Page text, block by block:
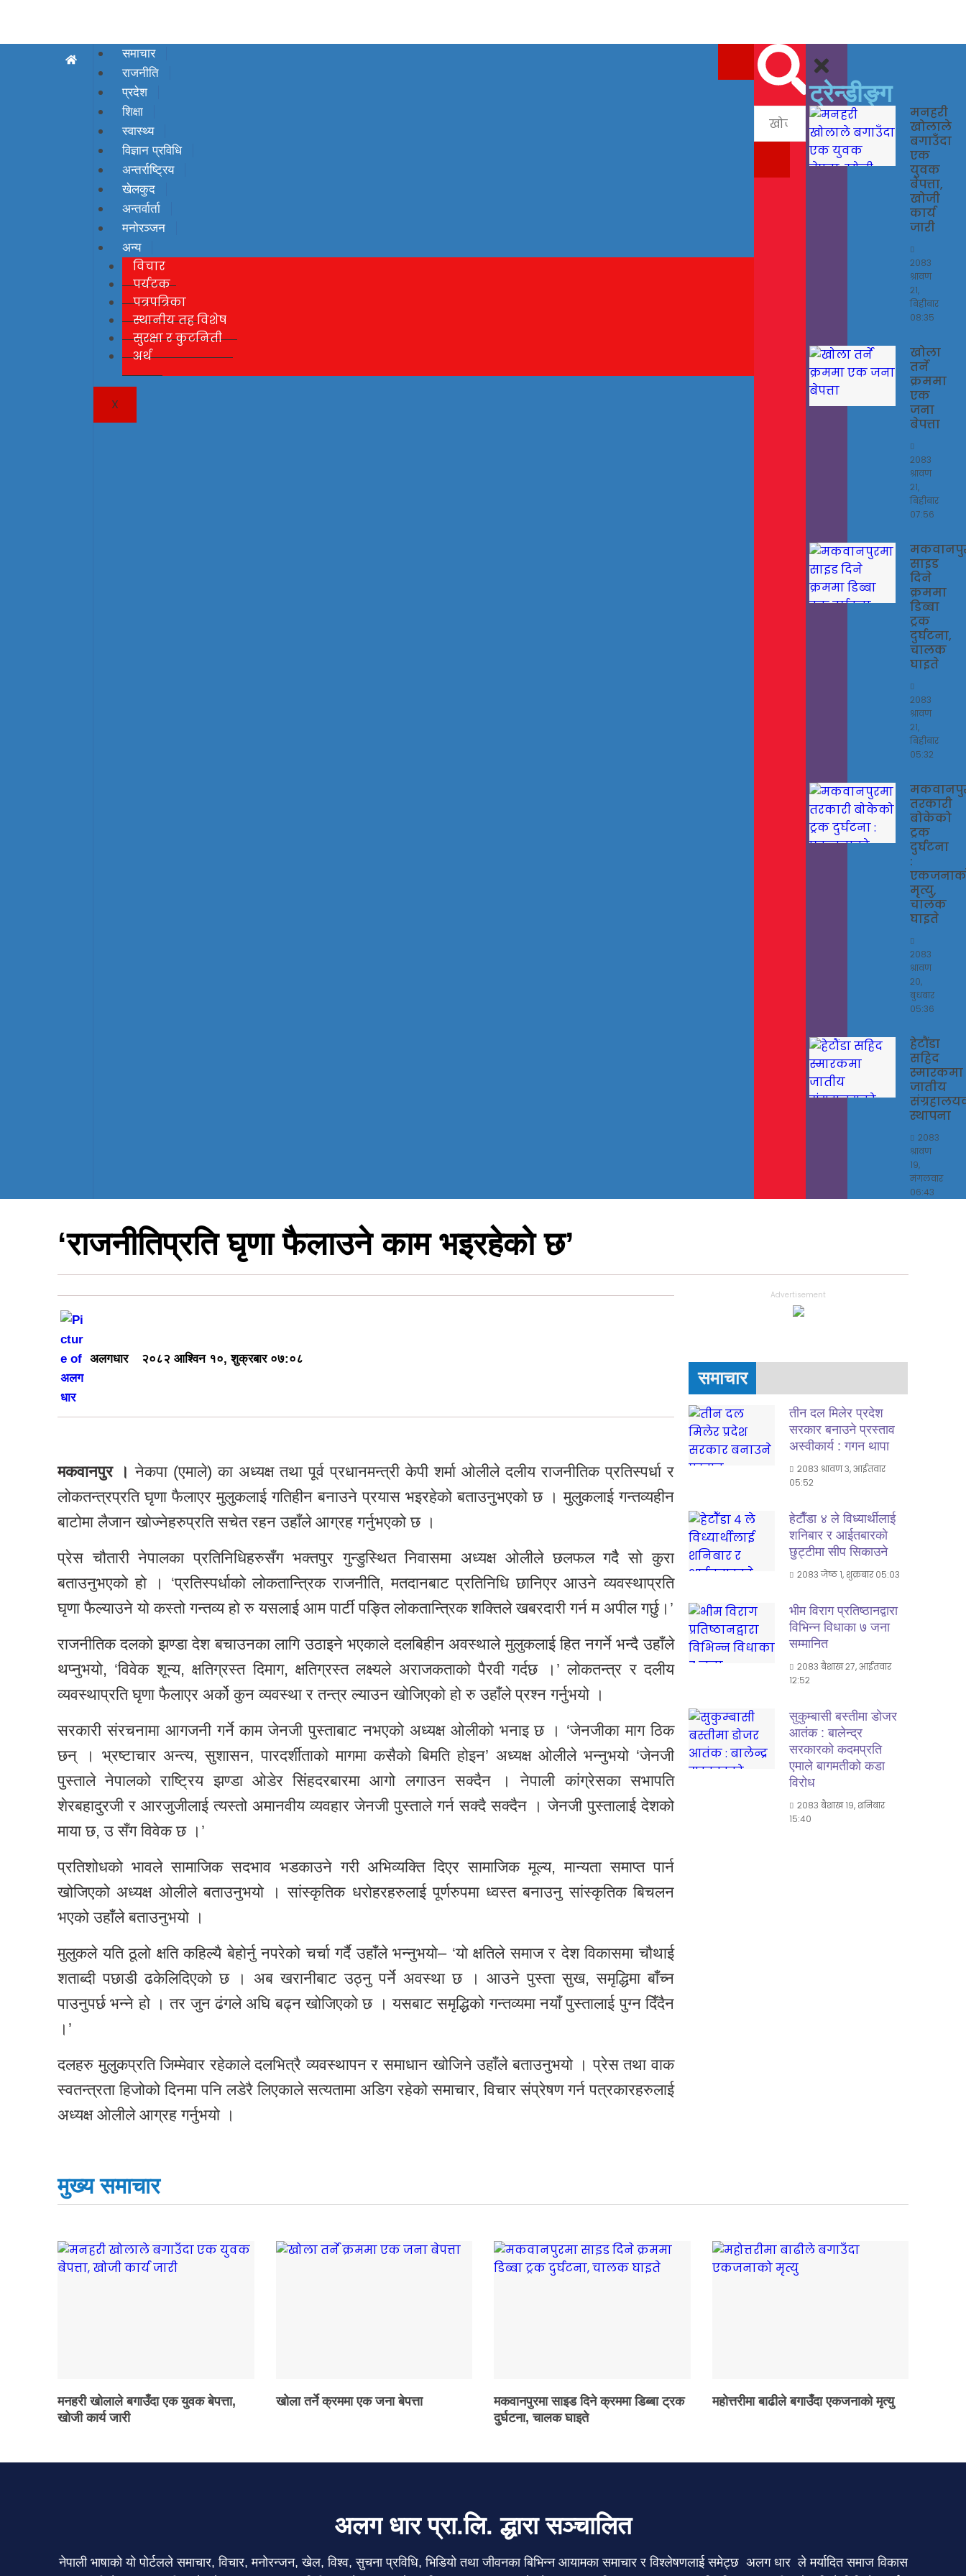
समाचार
राजनीति
प्रदेश
शिक्षा
स्वास्थ्य
विज्ञान प्रविधि
अन्तर्राष्ट्रिय
खेलकुद
अन्तर्वार्ता
मनोरञ्जन
अन्य
विचार
पर्यटक
पत्रपत्रिका
स्थानीय तह विशेष
सुरक्षा र कुटनिती
अर्थ
X
ट्रेन्डीङ्ग
मनहरी
खोलाले
बगाउँदा
एक
युवक
बेपत्ता,
खोजी
कार्य
जारी
२०८३
श्रावण
२१,
बिहीबार
०८:३५
खोला
तर्ने
क्रममा
एक
जना
बेपत्ता
२०८३
श्रावण
२१,
बिहीबार
०७:५६
साइड
दिने
क्रममा
डिब्बा
ट्रक
दुर्घटना,
चालक
घाइते
२०८३
श्रावण
२१,
बिहीबार
०५:३२
तरकारी
बोकेको
ट्रक
दुर्घटना
:
मृत्यु,
चालक
घाइते
२०८३
श्रावण
२०,
बुधबार
०५:३६
हेटौंडा
सहिद
स्मारकमा
जातीय
स्थापना
२०८३
श्रावण
१९,
मंगलवार
०६:४३
‘राजनीतिप्रति घृणा फैलाउने काम भइरहेको छ’
अलगधार २०८२ आश्विन १०, शुक्रबार ०७:०८
मकवानपुर । नेकपा (एमाले) का अध्यक्ष तथा पूर्व प्रधानमन्त्री केपी शर्मा ओलीले दलीय राजनीतिक प्रतिस्पर्धा र
लोकतन्त्रप्रति घृणा फैलाएर मुलुकलाई गतिहीन बनाउने प्रयास भइरहेको बताउनुभएको छ । मुलुकलाई गन्तव्यहीन
बाटोमा लैजान खोज्नेहरुप्रति सचेत रहन उहाँले आग्रह गर्नुभएको छ ।
प्रेस चौतारी नेपालका प्रतिनिधिहरुसँग भक्तपुर गुन्डुस्थित निवासमा अध्यक्ष ओलीले छलफल गदैै सो कुरा
बताउनुभएको हो । ‘प्रतिस्पर्धाको लोकतान्त्रिक राजनीति, मतदानबाट प्रतिनिधि छानिएर आउने व्यवस्थाप्रति
घृणा फैल्याउने यो कस्तो गन्तव्य हो रु यसलाई आम पार्टी पङ्ति लोकतान्त्रिक शक्तिले खबरदारी गर्न म अपील गर्छु।’
राजनीतिक दलको झण्डा देश बचाउनका लागि उठाइने भएकाले दलबिहीन अवस्थाले मुलुकलाई हित नगर्ने भन्दै उहाँले
थप्नुभयो, ‘विवेक शून्य, क्षतिग्रस्त दिमाग, क्षतिग्रस्त लक्ष्यले अराजकताको पैरवी गर्दछ ।’ लोकतन्त्र र दलीय
व्यवस्थाप्रति घृणा फैलाएर अर्को कुन व्यवस्था र तन्त्र ल्याउन खोजिएको हो रु उहाँले प्रश्न गर्नुभयो ।
सरकारी संरचनामा आगजनी गर्ने काम जेनजी पुस्ताबाट नभएको अध्यक्ष ओलीको भनाइ छ । ‘जेनजीका माग ठिक
छन् । भ्रष्टाचार अन्त्य, सुशासन, पारदर्शीताको मागमा कसैको बिमति होइन’ अध्यक्ष ओलीले भन्नुभयो ‘जेनजी
पुस्ताले नेपालको राष्ट्रिय झण्डा ओडेर सिंहदरबारमा आगो लगाउन सक्दैन । नेपाली कांग्रेसका सभापति
शेरबहादुरजी र आरजुजीलाई त्यस्तो अमानवीय व्यवहार जेनजी पुस्ताले गर्न सक्दै सक्दैन । जेनजी पुस्तालाई देशको
माया छ, उ सँग विवेक छ ।’
प्रतिशोधको भावले सामाजिक सदभाव भडकाउने गरी अभिव्यक्ति दिएर सामाजिक मूल्य, मान्यता समाप्त पार्न
खोजिएको अध्यक्ष ओलीले बताउनुभयो । सांस्कृतिक धरोहरहरुलाई पूर्णरुपमा ध्वस्त बनाउनु सांस्कृतिक बिचलन
भएको उहाँले बताउनुभयो ।
मुलुकले यति ठूलो क्षति कहिल्यै बेहोर्नु नपरेको चर्चा गर्दै उहाँले भन्नुभयो– ‘यो क्षतिले समाज र देश विकासमा चौथाई
शताब्दी पछाडी ढकेलिदिएको छ । अब खरानीबाट उठ्नु पर्ने अवस्था छ । आउने पुस्ता सुख, समृद्धिमा बाँच्न
पाउनुपर्छ भन्ने हो । तर जुन ढंगले अघि बढ्न खोजिएको छ । यसबाट समृद्धिको गन्तव्यमा नयाँ पुस्तालाई पुग्न दिँदैन
।’
दलहरु मुलुकप्रति जिम्मेवार रहेकाले दलभित्रै व्यवस्थापन र समाधान खोजिने उहाँले बताउनुभयो । प्रेस तथा वाक
स्वतन्त्रता हिजोको दिनमा पनि लडेरै लिएकाले सत्यतामा अडिग रहेको समाचार, विचार संप्रेषण गर्न पत्रकारहरुलाई
अध्यक्ष ओलीले आग्रह गर्नुभयो ।
Advertisement
समाचार
तीन दल मिलेर प्रदेश
सरकार बनाउने प्रस्ताव
अस्वीकार्य : गगन थापा
२०८३ श्रावण ३, आईतवार
०५:५२
हेटाैँडा ४ ले विध्यार्थीलाई
शनिबार र आईतबारकाे
छुट्टीमा सीप सिकाउने
२०८३ जेष्ठ १, शुक्रबार ०५:०३
भीम विराग प्रतिष्ठानद्वारा
विभिन्न विधाका ७ जना
सम्मानित
२०८३ बैशाख २७, आईतवार
१२:५२
सुकुम्बासी बस्तीमा डोजर
आतंक : बालेन्द्र
सरकारको कदमप्रति
एमाले बागमतीको कडा
विरोध
२०८३ बैशाख १९, शनिबार
१५:४०
मुख्य समाचार
मनहरी खोलाले बगाउँदा एक युवक बेपत्ता,
खोजी कार्य जारी
खोला तर्ने क्रममा एक जना बेपत्ता
मकवानपुरमा साइड दिने क्रममा डिब्बा ट्रक
दुर्घटना, चालक घाइते
महोत्तरीमा बाढीले बगाउँदा एकजनाको मृत्यु
अलग धार प्रा.लि. द्धारा सञ्चालित
नेपाली भाषाको यो पोर्टलले समाचार, विचार, मनोरन्जन, खेल, विश्व, सुचना प्रविधि, भिडियो तथा जीवनका बिभिन्न आयामका समाचार र विश्लेषणलाई समेट्छ अलग धार ले मर्यादित समाज विकास